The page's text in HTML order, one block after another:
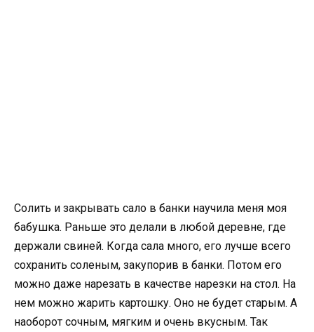
Солить и закрывать сало в банки научила меня моя
бабушка. Раньше это делали в любой деревне, где
держали свиней. Когда сала много, его лучше всего
сохранить соленым, закупорив в банки. Потом его
можно даже нарезать в качестве нарезки на стол. На
нем можно жарить картошку. Оно не будет старым. А
наоборот сочным, мягким и очень вкусным. Так